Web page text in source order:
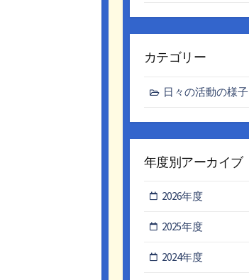
カテゴリー
日々の活動の様子
年度別アーカイブ
2026年度
2025年度
2024年度